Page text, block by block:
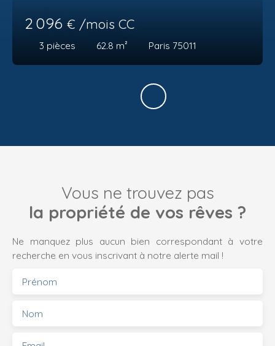
2 096 € /mois CC
3 pièces 62.8 m² Paris 75011
Vous ne trouvez pas
la propriété de vos rêves ?
Ne manquez plus aucun bien correspondant à votre
recherche en vous inscrivant à notre alerte mail !
Prénom
Nom